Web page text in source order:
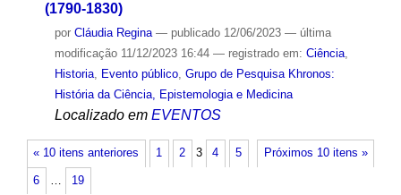
(1790-1830)
por Cláudia Regina — publicado12/06/2023 — última
modificação11/12/2023 16:44 — registrado em: Ciência,
Historia, Evento público, Grupo de Pesquisa Khronos:
História da Ciência, Epistemologia e Medicina
Localizado em EVENTOS
« 10 itens anteriores Próximos 10 itens »
1 2 3 4 5
6 … 19